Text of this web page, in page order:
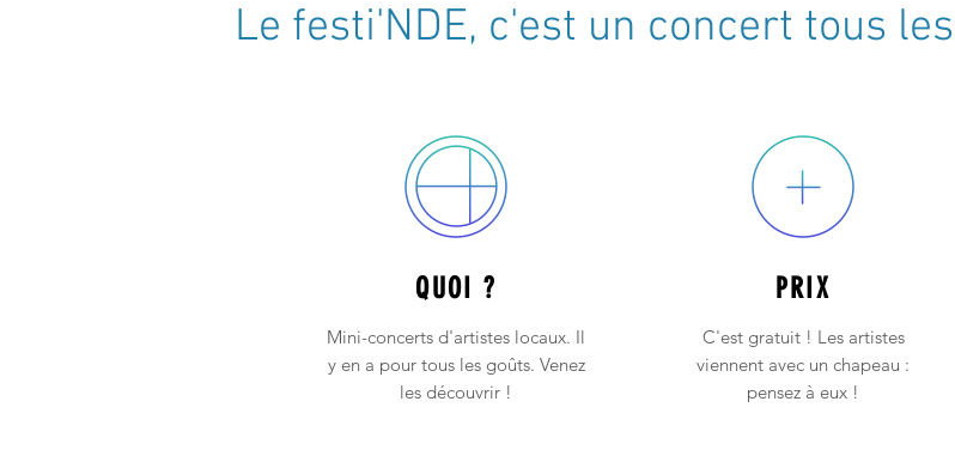
Le festi'NDE, c'est un concert tous
QUOI ?
Mini-concerts d'artistes locaux. Il
y en a pour tous les goûts. Venez
les découvrir !
PRIX
C'est gratuit ! Les artistes
viennent avec un chapeau :
pensez à eux !